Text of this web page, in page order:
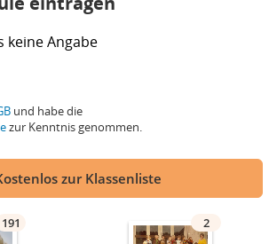
keine Angabe
und habe die
zur Kenntnis genommen.
zur Klassenliste
191 2